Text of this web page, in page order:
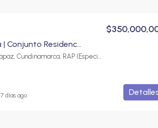
Casa en venta en Chinauta | Conjunto Residencial La Ceiba
7 días ago